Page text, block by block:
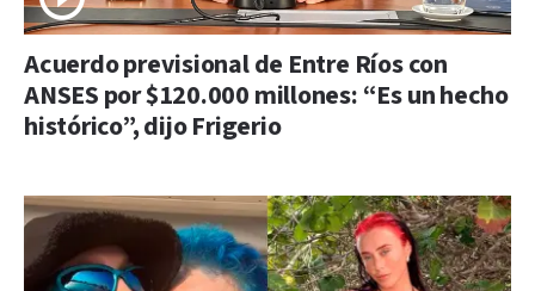
Acuerdo previsional de Entre Ríos con
ANSES por $120.000 millones: “Es un hecho
histórico”, dijo Frigerio